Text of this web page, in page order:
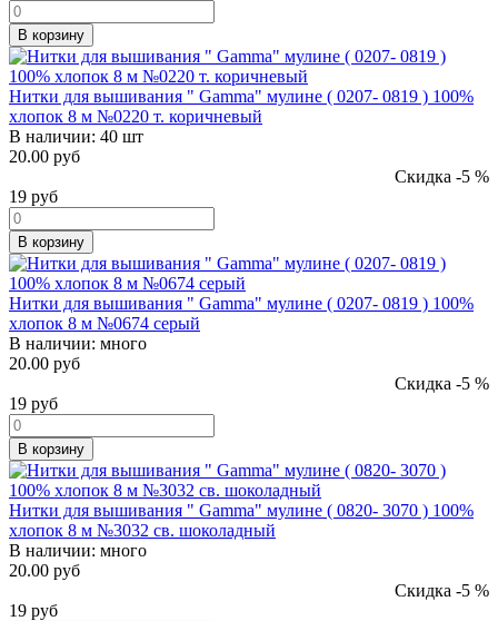
В корзину
Нитки для вышивания " Gamma" мулине ( 0207- 0819 ) 100%
хлопок 8 м №0220 т. коричневый
В наличии: 40 шт
20.00 руб
Скидка -5 %
19 руб
В корзину
Нитки для вышивания " Gamma" мулине ( 0207- 0819 ) 100%
хлопок 8 м №0674 серый
В наличии: много
20.00 руб
Скидка -5 %
19 руб
В корзину
Нитки для вышивания " Gamma" мулине ( 0820- 3070 ) 100%
хлопок 8 м №3032 св. шоколадный
В наличии: много
20.00 руб
Скидка -5 %
19 руб